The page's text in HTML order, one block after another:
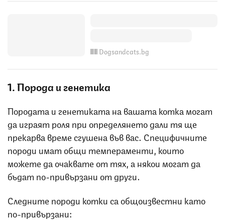
Dogsandcats.bg
1. Порода и генетика
Породата и генетиката на вашата котка могат
да играят роля при определянето дали тя ще
прекарва време сгушена във вас. Специфичните
породи имат общи темпераменти, които
можете да очаквате от тях, а някои могат да
бъдат по-привързани от други.
Следните породи котки са общоизвестни като
по-привързани: